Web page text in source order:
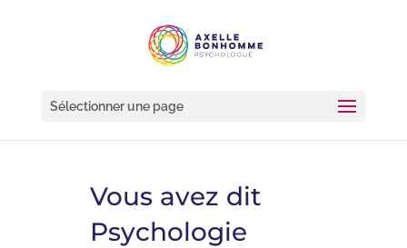
Sélectionner une page
Vous avez dit
Psychologie